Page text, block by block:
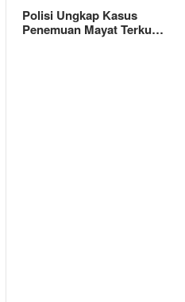
Polisi Ungkap Kasus
Penemuan Mayat Terku…